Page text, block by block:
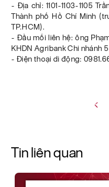
- Địa chỉ: 1101-1103-1105
Thành phố Hồ Chí Minh
TP.HCM).
- Đầu mối liên hệ: ông
KHDN Agribank Chi nhánh 5
- Điện thoại di động:
Tin liên quan